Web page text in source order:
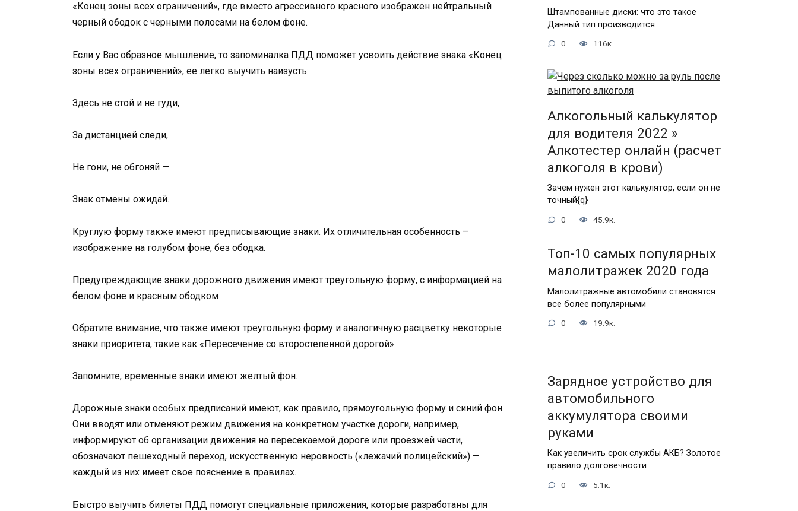
«Конец зоны всех ограничений», где вместо агрессивного красного изображен нейтральный
черный ободок с черными полосами на белом фоне.
Если у Вас образное мышление, то запоминалка ПДД поможет усвоить действие знака «Конец
зоны всех ограничений», ее легко выучить наизусть:
Здесь не стой и не гуди,
За дистанцией следи,
Не гони, не обгоняй —
Знак отмены ожидай.
Круглую форму также имеют предписывающие знаки. Их отличительная особенность –
изображение на голубом фоне, без ободка.
Предупреждающие знаки дорожного движения имеют треугольную форму, с информацией на
белом фоне и красным ободком
Обратите внимание, что также имеют треугольную форму и аналогичную расцветку некоторые
знаки приоритета, такие как «Пересечение со второстепенной дорогой»
Запомните, временные знаки имеют желтый фон.
Дорожные знаки особых предписаний имеют, как правило, прямоугольную форму и синий фон.
Они вводят или отменяют режим движения на конкретном участке дороги, например,
информируют об организации движения на пересекаемой дороге или проезжей части,
обозначают пешеходный переход, искусственную неровность («лежачий полицейский») —
каждый из них имеет свое пояснение в правилах.
Быстро выучить билеты ПДД помогут специальные приложения, которые разработаны для
Штампованные диски: что это такое
Данный тип производится
0 116к.
Алкогольный калькулятор
для водителя 2022 »
Алкотестер онлайн (расчет
алкоголя в крови)
Зачем нужен этот калькулятор, если он не
точный{q}
0 45.9к.
Топ-10 самых популярных
малолитражек 2020 года
Малолитражные автомобили становятся
все более популярными
0 19.9к.
Зарядное устройство для
автомобильного
аккумулятора своими
руками
Как увеличить срок службы АКБ? Золотое
правило долговечности
0 5.1к.